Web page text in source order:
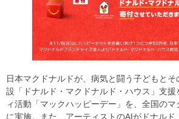
日本マクドナルドが、病気と闘う子どもと
設「ドナルド・マクドナルド・ハウス」支
ィ活動「マックハッピーデー」を、全国の
に実施。また、アーティストのAIがドナルド